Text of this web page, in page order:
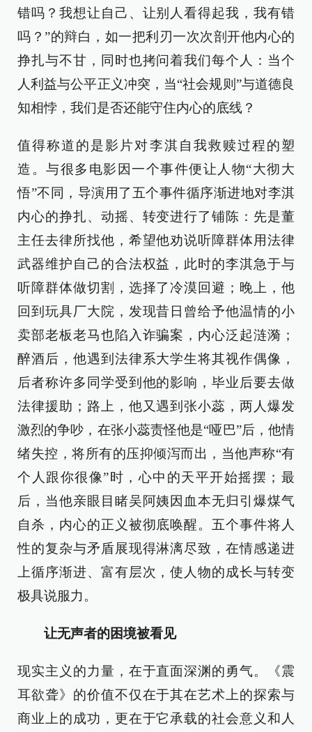
错吗？我想让自己、让别人看得起我，我有错
吗？”的辩白，如一把利刃一次次剖开他内心的
挣扎与不甘，同时也拷问着我们每个人：当个
人利益与公平正义冲突，当“社会规则”与道德良
知相悖，我们是否还能守住内心的底线？
值得称道的是影片对李淇自我救赎过程的塑
造。与很多电影因一个事件便让人物“大彻大
悟”不同，导演用了五个事件循序渐进地对李淇
内心的挣扎、动摇、转变进行了铺陈：先是董
主任去律所找他，希望他劝说听障群体用法律
武器维护自己的合法权益，此时的李淇急于与
听障群体做切割，选择了冷漠回避；晚上，他
回到玩具厂大院，发现昔日曾给予他温情的小
卖部老板老马也陷入诈骗案，内心泛起涟漪；
醉酒后，他遇到法律系大学生将其视作偶像，
后者称许多同学受到他的影响，毕业后要去做
法律援助；路上，他又遇到张小蕊，两人爆发
激烈的争吵，在张小蕊责怪他是“哑巴”后，他情
绪失控，将所有的压抑倾泻而出，当他声称“有
个人跟你很像”时，心中的天平开始摇摆；最
后，当他亲眼目睹吴阿姨因血本无归引爆煤气
自杀，内心的正义被彻底唤醒。五个事件将人
性的复杂与矛盾展现得淋漓尽致，在情感递进
上循序渐进、富有层次，使人物的成长与转变
极具说服力。
让无声者的困境被看见
现实主义的力量，在于直面深渊的勇气。《震
耳欲聋》的价值不仅在于其在艺术上的探索与
商业上的成功，更在于它承载的社会意义和人